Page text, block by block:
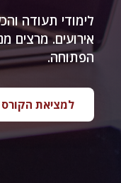
לימודי תעודה
אירועים. מרצים
הפתוחה.
למציאת